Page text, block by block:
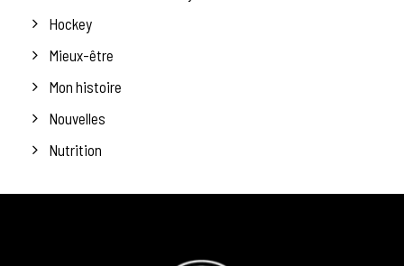
Hockey
Mieux-être
Mon histoire
Nouvelles
Nutrition